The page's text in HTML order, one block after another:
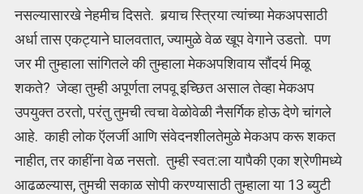
नसल्यासारखे नेहमीच दिसते. बर्‍याच स्त्रिया त्यांच्या मेकअपसाठी
अर्धा तास एकट्याने घालवतात, ज्यामुळे वेळ खूप वेगाने उडतो. पण
जर मी तुम्हाला सांगितले की तुम्हाला मेकअपशिवाय सौंदर्य मिळू
शकते? जेव्हा तुम्ही अपूर्णता लपवू इच्छित असाल तेव्हा मेकअप
उपयुक्त ठरतो, परंतु तुमची त्वचा वेळोवेळी नैसर्गिक होऊ देणे चांगले
आहे. काही लोक ऍलर्जी आणि संवेदनशीलतेमुळे मेकअप करू शकत
नाहीत, तर काहींना वेळ नसतो. तुम्‍ही स्‍वत:ला यापैकी एका श्रेणीमध्‍ये
आढळल्‍यास, तुमची सकाळ सोपी करण्‍यासाठी तुम्‍हाला या 13 ब्युटी